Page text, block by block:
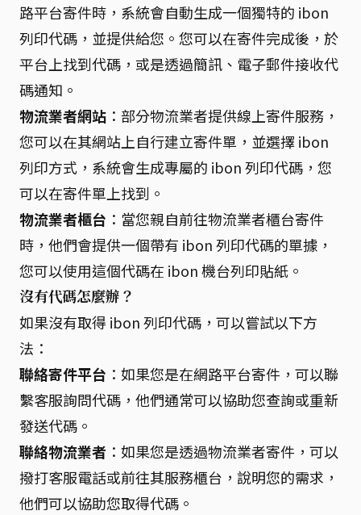
路平台寄件時，系統會自動生成一個獨特的 ibon
列印代碼，並提供給您。您可以在寄件完成後，於
平台上找到代碼，或是透過簡訊、電子郵件接收代
碼通知。
物流業者網站 ：部分物流業者提供線上寄件服務，
您可以在其網站上自行建立寄件單，並選擇 ibon
列印方式，系統會生成專屬的 ibon 列印代碼，您
可以在寄件單上找到。
物流業者櫃台 ：當您親自前往物流業者櫃台寄件
時，他們會提供一個帶有 ibon 列印代碼的單據，
您可以使用這個代碼在 ibon 機台列印貼紙。
沒有代碼怎麼辦？
如果沒有取得 ibon 列印代碼，可以嘗試以下方
法：
聯絡寄件平台 ：如果您是在網路平台寄件，可以聯
繫客服詢問代碼，他們通常可以協助您查詢或重新
發送代碼。
聯絡物流業者 ：如果您是透過物流業者寄件，可以
撥打客服電話或前往其服務櫃台，說明您的需求，
他們可以協助您取得代碼。